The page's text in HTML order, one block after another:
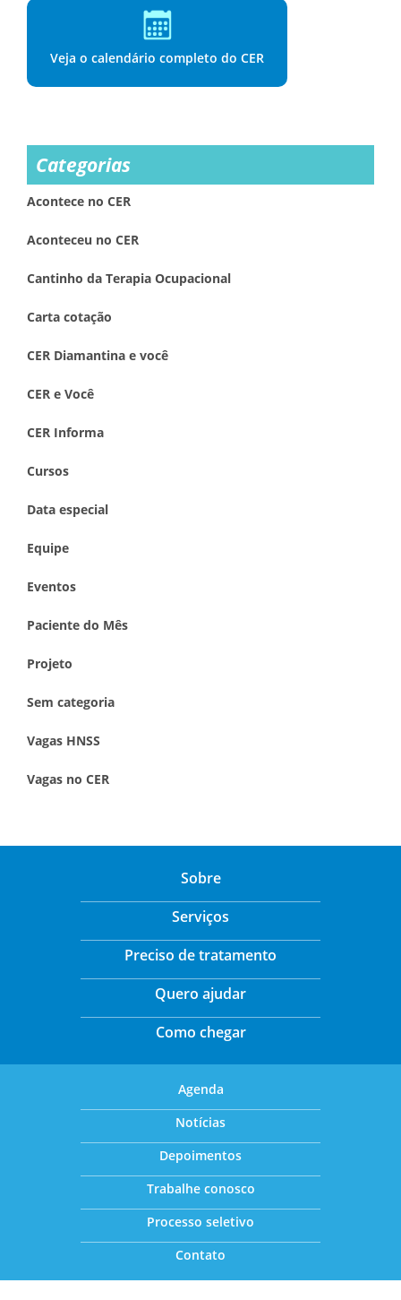
Veja o calendário completo do CER
Categorias
Acontece no CER
Aconteceu no CER
Cantinho da Terapia Ocupacional
Carta cotação
CER Diamantina e você
CER e Você
CER Informa
Cursos
Data especial
Equipe
Eventos
Paciente do Mês
Projeto
Sem categoria
Vagas HNSS
Vagas no CER
Sobre
Serviços
Preciso de tratamento
Quero ajudar
Como chegar
Agenda
Notícias
Depoimentos
Trabalhe conosco
Processo seletivo
Contato